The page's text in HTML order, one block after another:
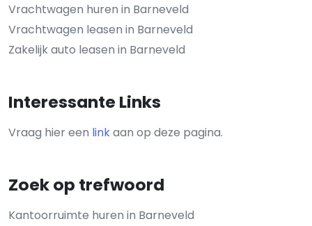
Vrachtwagen huren in Barneveld
Vrachtwagen leasen in Barneveld
Zakelijk auto leasen in Barneveld
Interessante Links
Vraag hier een linkaan op deze pagina.
Zoek op trefwoord
Kantoorruimte huren in Barneveld